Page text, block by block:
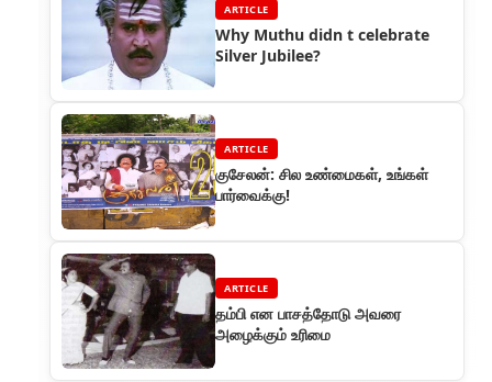
ARTICLE
Why Muthu didn t celebrate
Silver Jubilee?
ARTICLE
குசேலன்: சில உண்மைகள், உங்கள்
பார்வைக்கு!
ARTICLE
தம்பி என பாசத்தோடு அவரை
அழைக்கும் உரிமை